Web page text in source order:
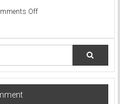
Offon